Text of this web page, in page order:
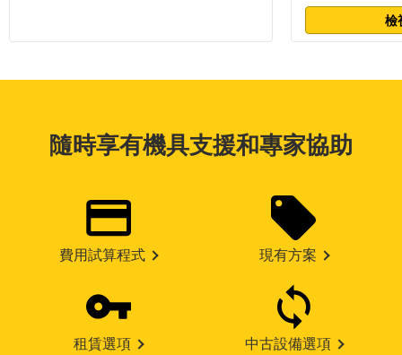
檢
隨時享有機具支援和專家協助
費用試算程式 現有方案
租賃選項 中古設備選項